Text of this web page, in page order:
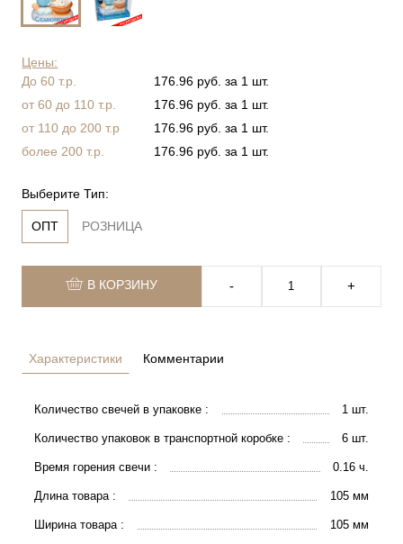
Цены:
До 60 т.р.
176.96 руб. за 1 шт.
от 60 до 110 т.р.
176.96 руб. за 1 шт.
от 110 до 200 т.р
176.96 руб. за 1 шт.
более 200 т.р.
176.96 руб. за 1 шт.
Выберите Тип:
ОПТ РОЗНИЦА
В КОРЗИНУ ‐ +
Характеристики
Количество свечей в упаковке : 1 шт.
Количество упаковок в транспортной коробке : 6 шт.
Время горения свечи : 0.16 ч.
Длина товара : 105 мм
Ширина товара : 105 мм
Комментарии